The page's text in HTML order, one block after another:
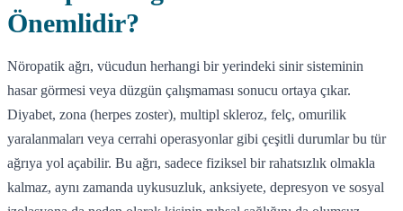
Önemlidir?
Nöropatik ağrı, vücudun herhangi bir yerindeki sinir sisteminin
hasar görmesi veya düzgün çalışmaması sonucu ortaya çıkar.
Diyabet, zona (herpes zoster), multipl skleroz, felç, omurilik
yaralanmaları veya cerrahi operasyonlar gibi çeşitli durumlar bu tür
ağrıya yol açabilir. Bu ağrı, sadece fiziksel bir rahatsızlık olmakla
kalmaz, aynı zamanda uykusuzluk, anksiyete, depresyon ve sosyal